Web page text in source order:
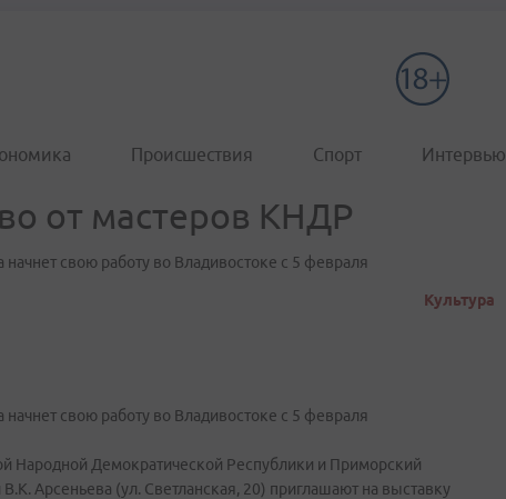
Происшествия Спорт Интервью
от мастеров КНДР
свою работу во Владивостоке с 5 февраля
Культура
свою работу во Владивостоке с 5 февраля
Народной Демократической Республики и Приморский
Арсеньева (ул. Светланская, 20) приглашают на выставку